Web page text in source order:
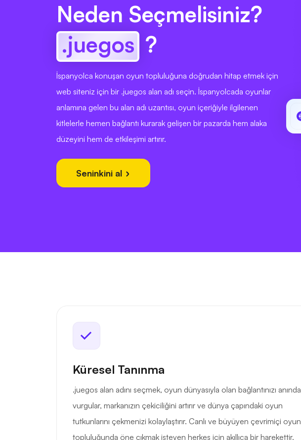
Neden Seçmelisiniz?
.juegos ?
İspanyolca konuşan oyun topluluğuna doğrudan hitap etmek için
web siteniz için bir .juegos alan adı seçin. İspanyolcada oyunlar
anlamına gelen bu alan adı uzantısı, oyun içeriğiyle ilgilenen
kitlelerle hemen bağlantı kurarak gelişen bir pazarda hem alaka
düzeyini hem de etkileşimi artırır.
Seninkini al
Küresel Tanınma
.juegos alan adını seçmek, oyun dünyasıyla olan bağlantınızı anında
vurgular, markanızın çekiciliğini artırır ve dünya çapındaki oyun
tutkunlarını çekmenizi kolaylaştırır. Canlı ve büyüyen çevrimiçi oyun
topluluğunda öne çıkmak isteyen herkes için akıllıca bir harekettir.